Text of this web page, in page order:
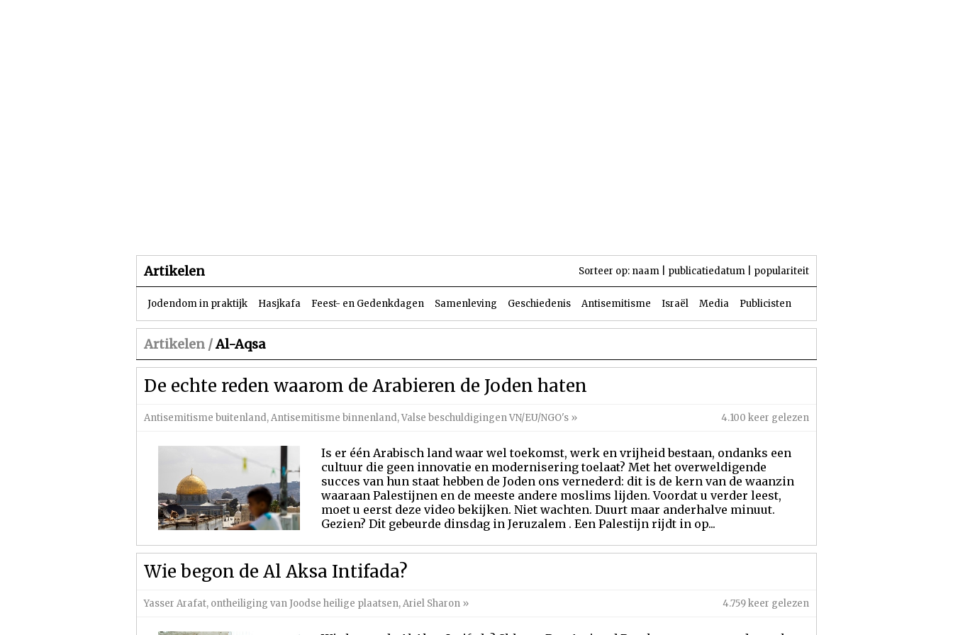
Artikelen Sorteer op: naam publicatiedatum populariteit
Jodendom in praktijk Hasjkafa Feest- en Gedenkdagen Samenleving Geschiedenis Antisemitisme Israël Media Publicisten
Artikelen /Al-Aqsa
De echte reden waarom de Arabieren de Joden haten
Antisemitisme buitenland,Antisemitisme binnenland,Valse beschuldigingen VN/EU/NGO's » 4.100 keer gelezen
Is er één Arabisch land waar wel toekomst, werk en vrijheid bestaan, ondanks een
cultuur die geen innovatie en modernisering toelaat? Met het overweldigende
succes van hun staat hebben de Joden ons vernederd: dit is de kern van de waanzin
waaraan Palestijnen en de meeste andere moslims lijden. Voordat u verder leest,
moet u eerst deze video bekijken. Niet wachten. Duurt maar anderhalve minuut.
Gezien? Dit gebeurde dinsdag in Jeruzalem . Een Palestijn rijdt in op...
Wie begon de Al Aksa Intifada?
Yasser Arafat, ontheiliging van Joodse heilige plaatsen,Ariel Sharon » 4.759 keer gelezen